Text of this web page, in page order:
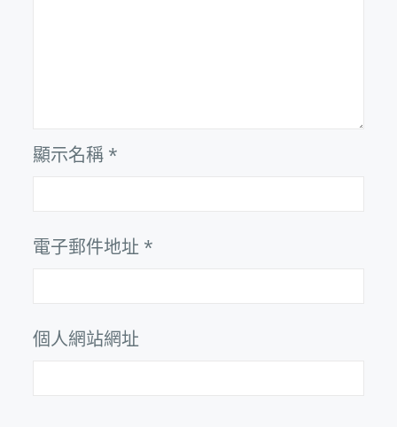
顯示名稱 *
電子郵件地址 *
個人網站網址